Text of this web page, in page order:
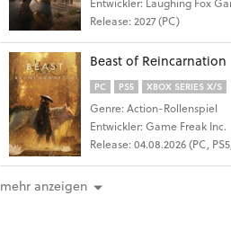
Entwickler: Laughing Fox
Release: 2027 (PC)
Beast of Reincarnation
PC PS5 XBOX SERIES X/S
Genre: Action-Rollenspiel
Entwickler: Game Freak Inc.
Release: 04.08.2026 (PC,
mehr anzeigen